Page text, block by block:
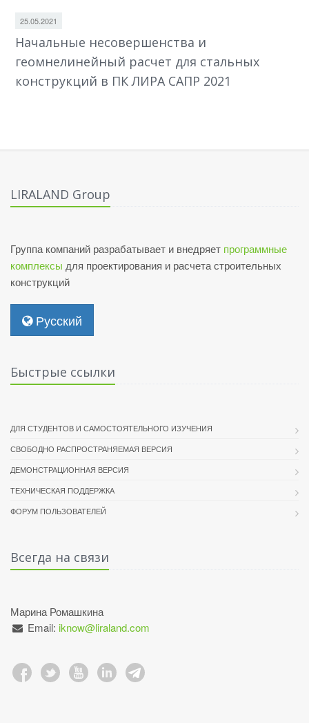
25.05.2021
Начальные несовершенства и
геомнелинейный расчет для стальных
конструкций в ПК ЛИРА САПР 2021
LIRALAND Group
Группа компаний разрабатывает и внедряет программные
комплексы для проектирования и расчета строительных
конструкций
Русский
Быстрые ссылки
ДЛЯ СТУДЕНТОВ И САМОСТОЯТЕЛЬНОГО ИЗУЧЕНИЯ
СВОБОДНО РАСПРОСТРАНЯЕМАЯ ВЕРСИЯ
ДЕМОНСТРАЦИОННАЯ ВЕРСИЯ
ТЕХНИЧЕСКАЯ ПОДДЕРЖКА
ФОРУМ ПОЛЬЗОВАТЕЛЕЙ
Всегда на связи
Марина Ромашкина
Email: iknow@liraland.com